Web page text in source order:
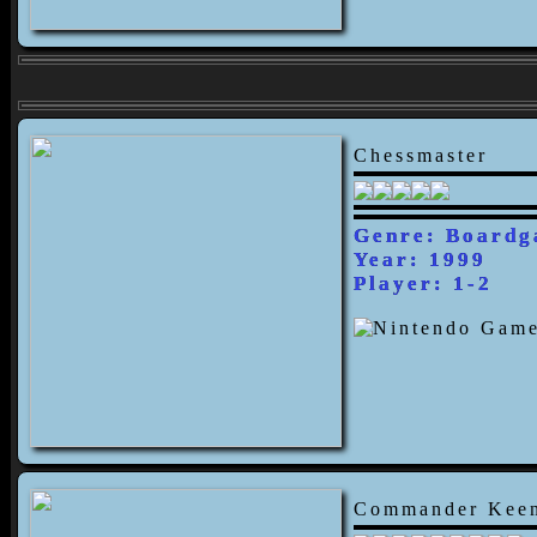
Chessmaster
Genre:
Year: 1999
Player: 1-2
Commander Keen